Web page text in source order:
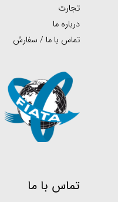
تجارت
درباره ما
تماس با ما / سفارش
تماس با ما